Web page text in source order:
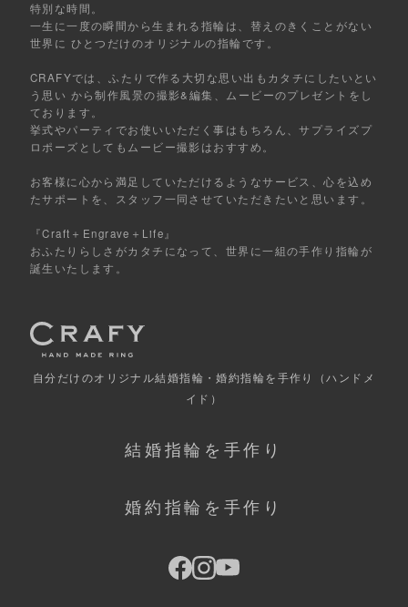
特別な時間。
一生に一度の瞬間から生まれる指輪は、替えのきくことがない
世界に ひとつだけのオリジナルの指輪です。
CRAFYでは、ふたりで作る大切な思い出もカタチにしたいとい
う思い から制作風景の撮影&編集、ムービーのプレゼントをし
ております。
挙式やパーティでお使いいただく事はもちろん、サプライズプ
ロポーズとしてもムービー撮影はおすすめ。
お客様に心から満足していただけるようなサービス、心を込め
たサポートを、スタッフ一同させていただきたいと思います。
『Craft＋Engrave＋Life』
おふたりらしさがカタチになって、世界に一組の手作り指輪が
誕生いたします。
自分だけのオリジナル結婚指輪・婚約指輪を手作り
（ハンドメ
イド）
結婚指輪を手作り
婚約指輪を手作り